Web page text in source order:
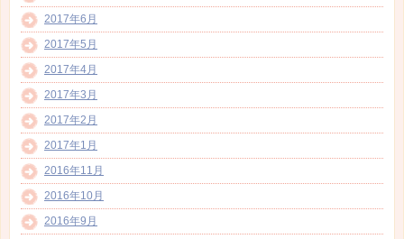
2017年6月
2017年5月
2017年4月
2017年3月
2017年2月
2017年1月
2016年11月
2016年10月
2016年9月